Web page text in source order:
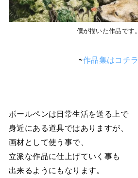
僕が描いた作品です。
⇨作品集はコチラ
ボールペンは日常生活を送る上で
身近にある道具ではありますが、
画材として使う事で、
立派な作品に仕上げていく事も
出来るようにもなります。